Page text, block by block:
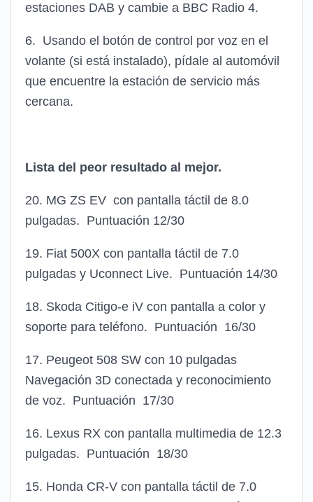
estaciones DAB y cambie a BBC Radio 4.
6. Usando el botón de control por voz en el
volante (si está instalado), pídale al automóvil
que encuentre la estación de servicio más
cercana.
Lista del peor resultado al mejor.
20. MG ZS EV con pantalla táctil de 8.0
pulgadas. Puntuación 12/30
19. Fiat 500X con pantalla táctil de 7.0
pulgadas y Uconnect Live. Puntuación 14/30
18. Skoda Citigo-e iV con pantalla a color y
soporte para teléfono. Puntuación 16/30
17. Peugeot 508 SW con 10 pulgadas
Navegación 3D conectada y reconocimiento
de voz. Puntuación 17/30
16. Lexus RX con pantalla multimedia de 12.3
pulgadas. Puntuación 18/30
15. Honda CR-V con pantalla táctil de 7.0